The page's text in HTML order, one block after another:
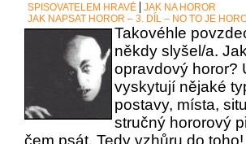
SPISOVATELEM HRAVĚ
JAK NA HOROR
JAK NAPSAT HOROR – 3. DÍL – NO TO JE
Takovéhle
někdy slyšel/a.
opravdový horor?
vyskytují nějaké
postavy, místa,
stručný hororový
čem psát. Tedy vzhůru do toho!